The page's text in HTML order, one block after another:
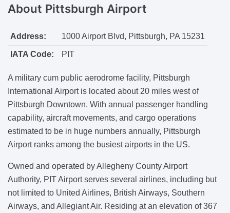
About Pittsburgh Airport
Address: 1000 Airport Blvd, Pittsburgh, PA 15231
IATA Code: PIT
A military cum public aerodrome facility, Pittsburgh
International Airport is located about 20 miles west of
Pittsburgh Downtown. With annual passenger handling
capability, aircraft movements, and cargo operations
estimated to be in huge numbers annually, Pittsburgh
Airport ranks among the busiest airports in the US.
Owned and operated by Allegheny County Airport
Authority, PIT Airport serves several airlines, including but
not limited to United Airlines, British Airways, Southern
Airways, and Allegiant Air. Residing at an elevation of 367